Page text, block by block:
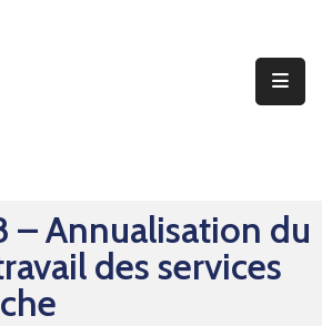
Annualisation du
des services